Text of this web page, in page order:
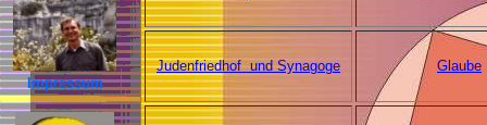
Impressum
Judenfriedhof und Synagoge Glaube